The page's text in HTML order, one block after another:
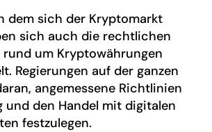
dem sich der Kryptomarkt
sich auch die rechtlichen
rund um Kryptowährungen
Regierungen auf der ganzen
angemessene Richtlinien
und den Handel mit digitalen
festzulegen.